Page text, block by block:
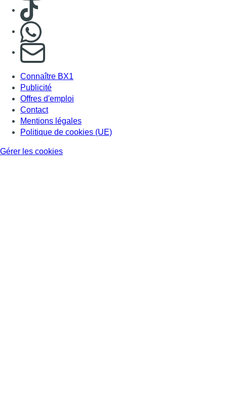
Consulter TikTok
S'abonner à notre newsletter
Connaître BX1
Publicité
Offres d'emploi
Contact
Mentions légales
Politique de cookies (UE)
Gérer les cookies